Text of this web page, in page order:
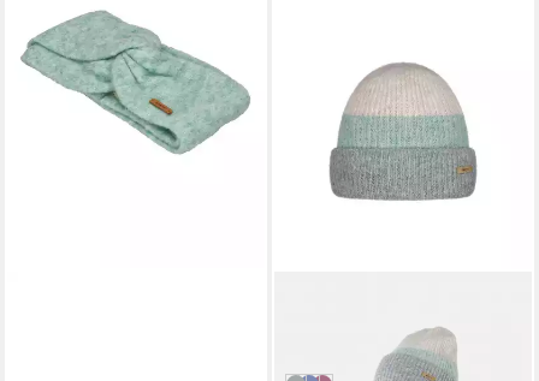
in 3-4 Werktagen bei dir